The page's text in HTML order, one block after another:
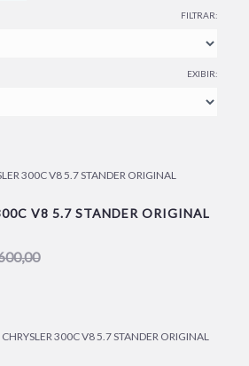
FILTRAR:
EXIBIR:
V8 5.7 STANDER ORIGINAL